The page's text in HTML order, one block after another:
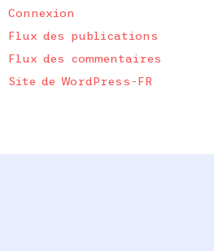
Connexion
Flux des publications
Flux des commentaires
Site de WordPress-FR